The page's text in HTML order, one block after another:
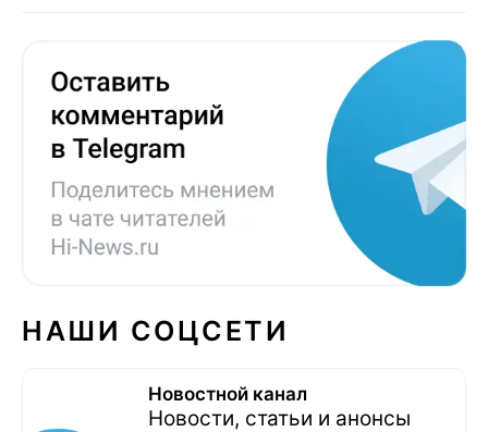
НАШИ СОЦСЕТИ
Новостной канал
Новости, статьи и анонсы